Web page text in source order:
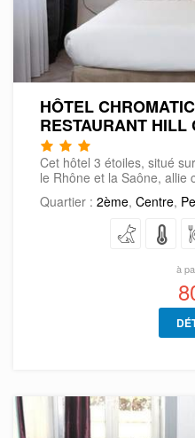
HÔTEL
RESTAURANT HILL
Cet hôtel 3 étoiles, situé
le Rhône et la Saône, allie
Quartier : 2ème, Centre,
à